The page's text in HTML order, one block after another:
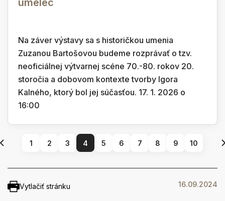
umelec
Na záver výstavy sa s historičkou umenia
Zuzanou Bartošovou budeme rozprávať o tzv.
neoficiálnej výtvarnej scéne 70.-80. rokov 20.
storočia a dobovom kontexte tvorby Igora
Kalného, ktorý bol jej súčasťou. 17. 1. 2026 o
16:00
1 2 3 4 5 6 7 8 9 10
Vytlačiť stránku 16.09.2024